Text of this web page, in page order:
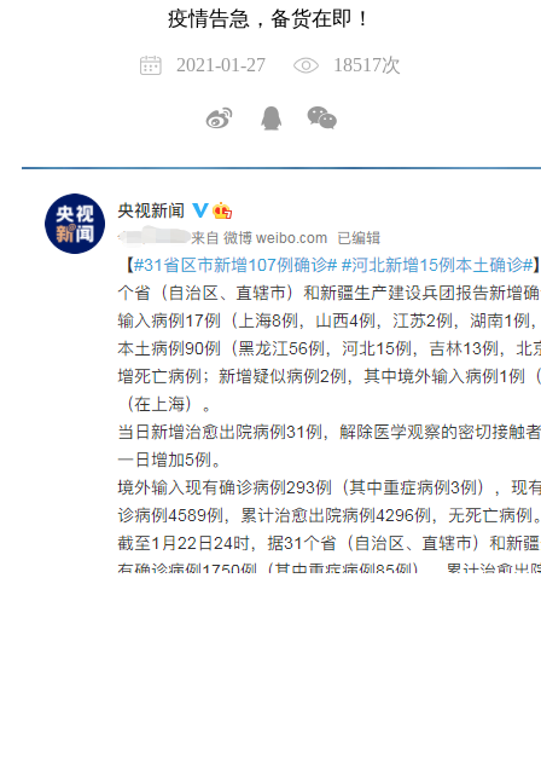
疫情告急，备货在即！
2021-01-27 18517次